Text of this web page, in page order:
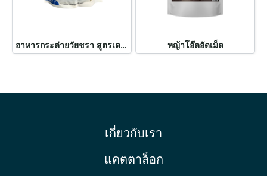
อาหารกระต่ายวัยชรา สูตรเดนทัลแคร์ หญ้าโอ๊ตอัดเม็ด
เกี่ยวกับเรา
แคตตาล็อก